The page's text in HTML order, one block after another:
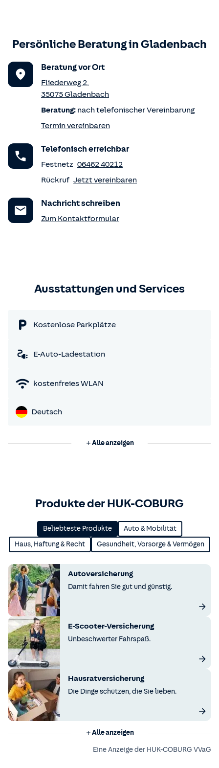
Persönliche Beratung inGladenbach
Beratung vor Ort
Fliederweg 2,
35075Gladenbach
Beratung: nach telefonischer Vereinbarung
Termin vereinbaren
Telefonisch erreichbar
Festnetz 06462 40212
Rückruf Jetzt vereinbaren
Nachricht schreiben
Zum Kontaktformular
Ausstattungen und Services
Kostenlose Parkplätze
E-Auto-Ladestation
kostenfreies WLAN
Deutsch
Alle anzeigen
Produkte der HUK-COBURG
Beliebteste Produkte Auto & Mobilität
Haus, Haftung & Recht Gesundheit, Vorsorge & Vermögen
Autoversicherung
Damit fahren Sie gut und günstig.
E-Scooter-Versicherung
Unbeschwerter Fahrspaß.
Hausratversicherung
Die Dinge schützen, die Sie lieben.
Alle anzeigen
Eine Anzeige der HUK-COBURG VVaG